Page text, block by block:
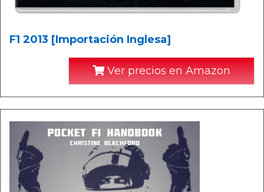
F1 2013 [Importación Inglesa]
Ver precios en Amazon